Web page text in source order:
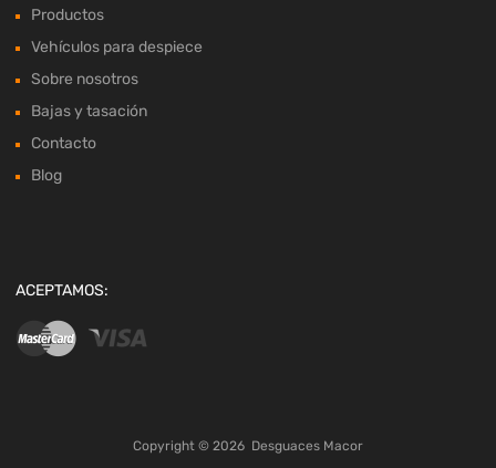
Productos
Vehículos para despiece
Sobre nosotros
Bajas y tasación
Contacto
Blog
ACEPTAMOS:
Copyright © 2026 Desguaces Macor